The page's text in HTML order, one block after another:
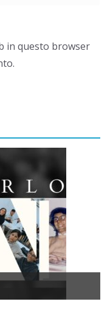
in questo browser